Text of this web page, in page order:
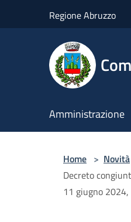
Regione Abruzzo
Amministrazione
Home > Novità
Decreto
11 giugno